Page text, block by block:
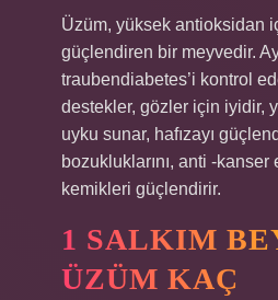
Üzüm, yüksek antioksidan
güçlendiren bir meyvedir.
traubendiabetes’i kontrol
destekler, gözler için iyidir,
uyku sunar, hafızayı
bozukluklarını, anti -
kemikleri güçlendirir.
1 SALKIM
ÜZÜM KAÇ